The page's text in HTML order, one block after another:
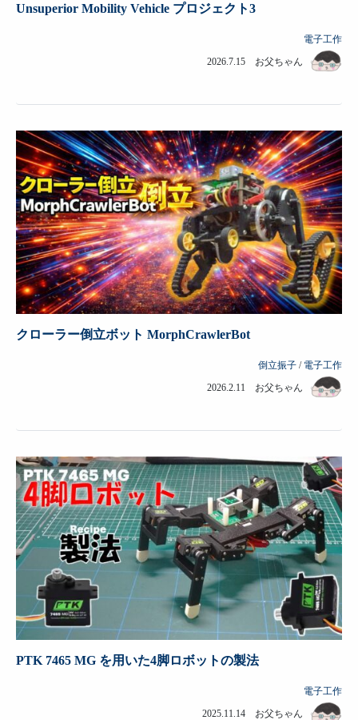
Unsuperior Mobility Vehicle プロジェクト3
電子工作
2026.7.15 お父ちゃん
クローラー倒立ボット MorphCrawlerBot
倒立振子 / 電子工作
2026.2.11 お父ちゃん
PTK 7465 MG を用いた4脚ロボットの製法
電子工作
2025.11.14 お父ちゃん